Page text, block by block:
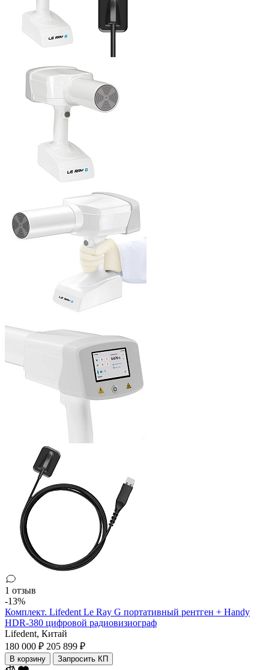
1 отзыв
-13%
Комплект. Lifedent Le Ray G портативный рентген + Handy
HDR-380 цифровой радиовизиограф
Lifedent, Китай
180 000 ₽ 205 899 ₽
В корзину Запросить КП